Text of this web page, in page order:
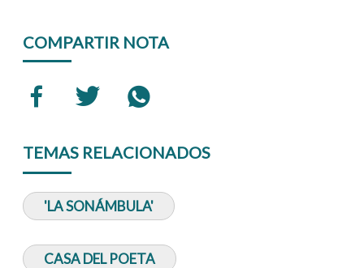
COMPARTIR NOTA
TEMAS RELACIONADOS
'LA SONÁMBULA'
CASA DEL POETA